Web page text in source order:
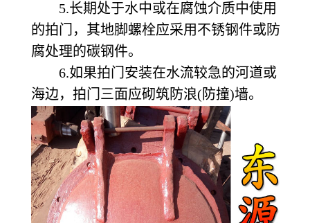
5.长期处于水中或在腐蚀介质中使用
的拍门，其地脚螺栓应采用不锈钢件或防
腐处理的碳钢件。
6.如果拍门安装在水流较急的河道或
海边，拍门三面应砌筑防浪(防撞)墙。